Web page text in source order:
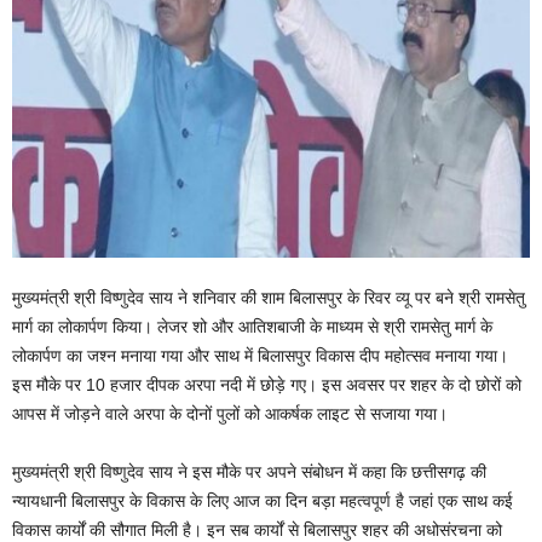
मुख्यमंत्री श्री विष्णुदेव साय ने शनिवार की शाम बिलासपुर के रिवर व्यू पर बने श्री रामसेतु
मार्ग का लोकार्पण किया। लेजर शो और आतिशबाजी के माध्यम से श्री रामसेतु मार्ग के
लोकार्पण का जश्न मनाया गया और साथ में बिलासपुर विकास दीप महोत्सव मनाया गया।
इस मौके पर 10 हजार दीपक अरपा नदी में छोड़े गए। इस अवसर पर शहर के दो छोरों को
आपस में जोड़ने वाले अरपा के दोनों पुलों को आकर्षक लाइट से सजाया गया।
मुख्यमंत्री श्री विष्णुदेव साय ने इस मौके पर अपने संबोधन में कहा कि छत्तीसगढ़ की
न्यायधानी बिलासपुर के विकास के लिए आज का दिन बड़ा महत्वपूर्ण है जहां एक साथ कई
विकास कार्यों की सौगात मिली है। इन सब कार्यों से बिलासपुर शहर की अधोसंरचना को